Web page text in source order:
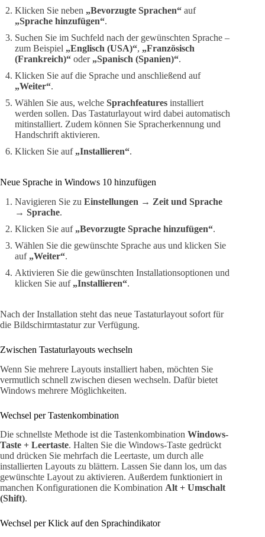
Klicken Sie neben „Bevorzugte Sprachen“ auf
„Sprache hinzufügen“.
Suchen Sie im Suchfeld nach der gewünschten Sprache –
zum Beispiel „Englisch (USA)“, „Französisch
(Frankreich)“ oder „Spanisch (Spanien)“.
Klicken Sie auf die Sprache und anschließend auf
„Weiter“.
Wählen Sie aus, welche Sprachfeatures installiert
werden sollen. Das Tastaturlayout wird dabei automatisch
mitinstalliert. Zudem können Sie Spracherkennung und
Handschrift aktivieren.
Klicken Sie auf „Installieren“.
Neue Sprache in Windows 10 hinzufügen
Navigieren Sie zu Einstellungen → Zeit und Sprache
→ Sprache.
Klicken Sie auf „Bevorzugte Sprache hinzufügen“.
Wählen Sie die gewünschte Sprache aus und klicken Sie
auf „Weiter“.
Aktivieren Sie die gewünschten Installationsoptionen und
klicken Sie auf „Installieren“.
Nach der Installation steht das neue Tastaturlayout sofort für
die Bildschirmtastatur zur Verfügung.
Zwischen Tastaturlayouts wechseln
Wenn Sie mehrere Layouts installiert haben, möchten Sie
vermutlich schnell zwischen diesen wechseln. Dafür bietet
Windows mehrere Möglichkeiten.
Wechsel per Tastenkombination
Die schnellste Methode ist die Tastenkombination Windows-
Taste + Leertaste. Halten Sie die Windows-Taste gedrückt
und drücken Sie mehrfach die Leertaste, um durch alle
installierten Layouts zu blättern. Lassen Sie dann los, um das
gewünschte Layout zu aktivieren. Außerdem funktioniert in
manchen Konfigurationen die Kombination Alt + Umschalt
(Shift).
Wechsel per Klick auf den Sprachindikator